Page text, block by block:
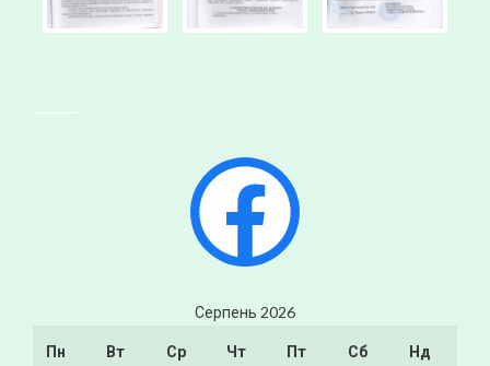
Серпень 2026
Пн Вт Ср Чт Пт Сб Нд